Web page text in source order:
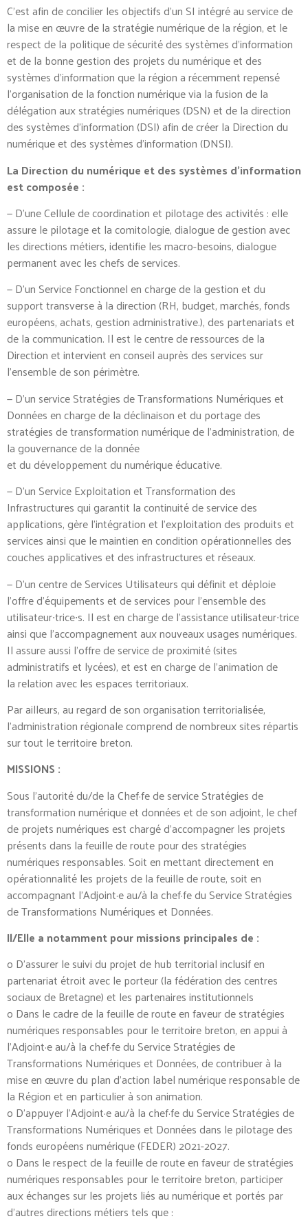
C’est afin de concilier les objectifs d’un SI intégré au service de
la mise en œuvre de la stratégie numérique de la région, et le
respect de la politique de sécurité des systèmes d’information
et de la bonne gestion des projets du numérique et des
systèmes d’information que la région a récemment repensé
l’organisation de la fonction numérique via la fusion de la
délégation aux stratégies numériques (DSN) et de la direction
des systèmes d’information (DSI) afin de créer la Direction du
numérique et des systèmes d’information (DNSI).
La Direction du numérique et des systèmes d’information
est composée :
— D’une Cellule de coordination et pilotage des activités : elle
assure le pilotage et la comitologie, dialogue de gestion avec
les directions métiers, identifie les macro-besoins, dialogue
permanent avec les chefs de services.
— D’un Service Fonctionnel en charge de la gestion et du
support transverse à la direction (RH, budget, marchés, fonds
européens, achats, gestion administrative.), des partenariats et
de la communication. Il est le centre de ressources de la
Direction et intervient en conseil auprès des services sur
l’ensemble de son périmètre.
— D’un service Stratégies de Transformations Numériques et
Données en charge de la déclinaison et du portage des
stratégies de transformation numérique de l’administration, de
la gouvernance de la donnée
et du développement du numérique éducative.
— D’un Service Exploitation et Transformation des
Infrastructures qui garantit la continuité de service des
applications, gère l’intégration et l’exploitation des produits et
services ainsi que le maintien en condition opérationnelles des
couches applicatives et des infrastructures et réseaux.
— D’un centre de Services Utilisateurs qui définit et déploie
l’offre d’équipements et de services pour l’ensemble des
utilisateur∙trice∙s. Il est en charge de l’assistance utilisateur∙trice
ainsi que l’accompagnement aux nouveaux usages numériques.
Il assure aussi l’offre de service de proximité (sites
administratifs et lycées), et est en charge de l’animation de
la relation avec les espaces territoriaux.
Par ailleurs, au regard de son organisation territorialisée,
l’administration régionale comprend de nombreux sites répartis
sur tout le territoire breton.
MISSIONS :
Sous l’autorité du/de la Chef·fe de service Stratégies de
transformation numérique et données et de son adjoint, le chef
de projets numériques est chargé d’accompagner les projets
présents dans la feuille de route pour des stratégies
numériques responsables. Soit en mettant directement en
opérationnalité les projets de la feuille de route, soit en
accompagnant l’Adjoint·e au/à la chef·fe du Service Stratégies
de Transformations Numériques et Données.
Il/Elle a notamment pour missions principales de :
o D’assurer le suivi du projet de hub territorial inclusif en
partenariat étroit avec le porteur (la fédération des centres
sociaux de Bretagne) et les partenaires institutionnels
o Dans le cadre de la feuille de route en faveur de stratégies
numériques responsables pour le territoire breton, en appui à
l’Adjoint·e au/à la chef·fe du Service Stratégies de
Transformations Numériques et Données, de contribuer à la
mise en œuvre du plan d’action label numérique responsable de
la Région et en particulier à son animation.
o D’appuyer l’Adjoint·e au/à la chef·fe du Service Stratégies de
Transformations Numériques et Données dans le pilotage des
fonds européens numérique (FEDER) 2021-2027.
o Dans le respect de la feuille de route en faveur de stratégies
numériques responsables pour le territoire breton, participer
aux échanges sur les projets liés au numérique et portés par
d’autres directions métiers tels que :